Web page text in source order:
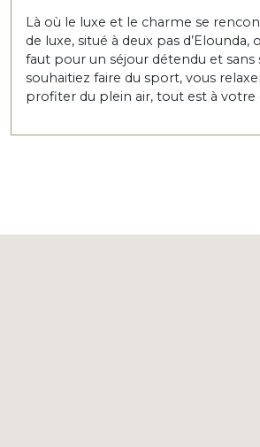
Là où le luxe et le charme se
de luxe, situé à deux pas d’Elounda,
faut pour un séjour détendu et sans
souhaitiez faire du sport, vous
profiter du plein air, tout est à votre